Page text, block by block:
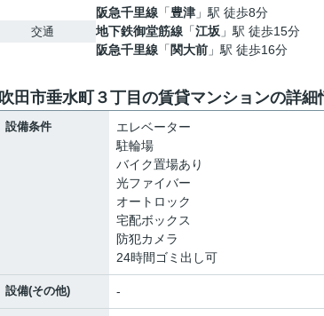
交通
阪急千里線 「豊津 」駅 徒歩8分
地下鉄御堂筋線 「江坂 」駅 徒歩15分
阪急千里線 「 関大前 」駅 徒歩16分
吹田市垂水町３丁目の賃貸マンションの詳細
設備条件
エレベーター
駐輪場
バイク置場あり
光ファイバー
オートロック
宅配ボックス
防犯カメラ
24時間ゴミ出し可
設備(その他) -